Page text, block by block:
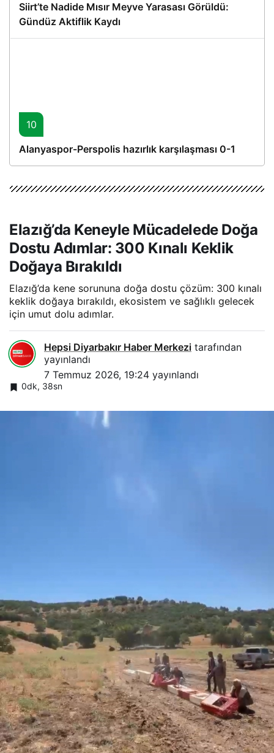
Siirt’te Nadide Mısır Meyve Yarasası Görüldü:
Gündüz Aktiflik Kaydı
10
Alanyaspor-Perspolis hazırlık karşılaşması 0-1
Elazığ’da Keneyle Mücadelede Doğa
Dostu Adımlar: 300 Kınalı Keklik
Doğaya Bırakıldı
Elazığ’da kene sorununa doğa dostu çözüm: 300 kınalı
keklik doğaya bırakıldı, ekosistem ve sağlıklı gelecek
için umut dolu adımlar.
Hepsi Diyarbakır Haber Merkezi tarafından
yayınlandı
7 Temmuz 2026, 19:24 yayınlandı
0dk, 38sn